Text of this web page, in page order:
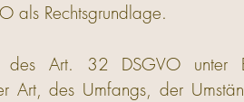
als Rechtsgrundlage.
Art. 32 DSGVO unter
Art, des Umfangs, der